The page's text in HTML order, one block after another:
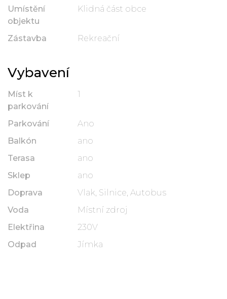
Umístění
objektu
Klidná část obce
Zástavba Rekreační
Vybavení
Míst k
parkování
1
Parkování
Ano
Balkón
ano
Terasa
ano
Sklep
ano
Doprava
Vlak, Silnice, Autobus
Voda
Místní zdroj
Elektřina
230V
Odpad
Jímka